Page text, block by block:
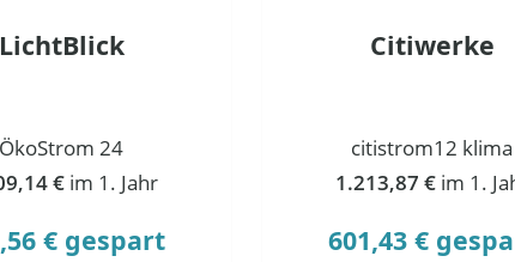
LichtBlick
ÖkoStrom 24
€ im 1. Jahr
€ gespart
Citiwerke
citistrom12 klima
1.213,87 € im 1.
601,43 €